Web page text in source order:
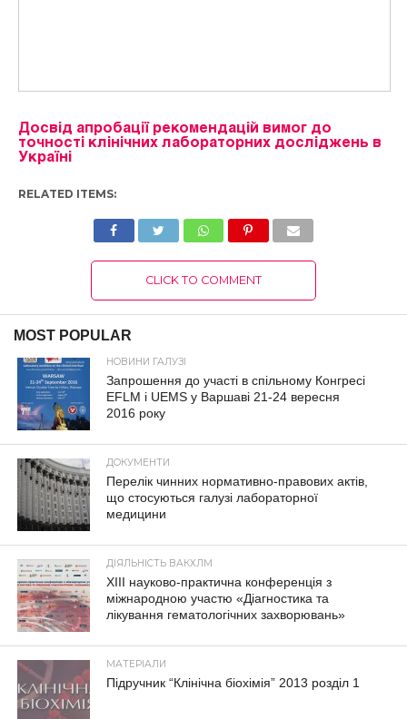
Досвід апробації рекомендацій вимог до
точності клінічних лабораторних досліджень в
Україні
RELATED ITEMS:
CLICK TO COMMENT
MOST POPULAR
НОВИНИ ГАЛУЗІ
Запрошення до участі в спільному Конгресі
EFLM і UEMS у Варшаві 21-24 вересня
2016 року
ДОКУМЕНТИ
Перелік чинних нормативно-правових актів,
що стосуються галузі лабораторної
медицини
ДІЯЛЬНІСТЬ ВАКХЛМ
XIII науково-практична конференція з
міжнародною участю «Діагностика та
лікування гематологічних захворювань»
МАТЕРІАЛИ
Підручник “Клінічна біохімія” 2013 розділ 1